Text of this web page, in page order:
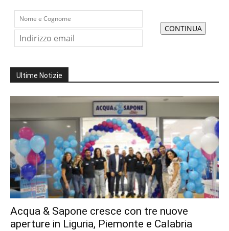
Ultime Notizie
Acqua & Sapone cresce con tre nuove
aperture in Liguria, Piemonte e Calabria